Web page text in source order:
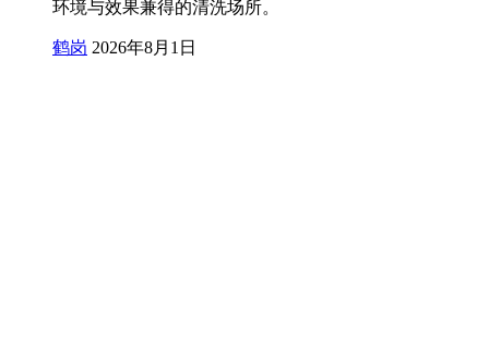
环境与效果兼得的清洗场所。
鹤岗 2026年8月1日